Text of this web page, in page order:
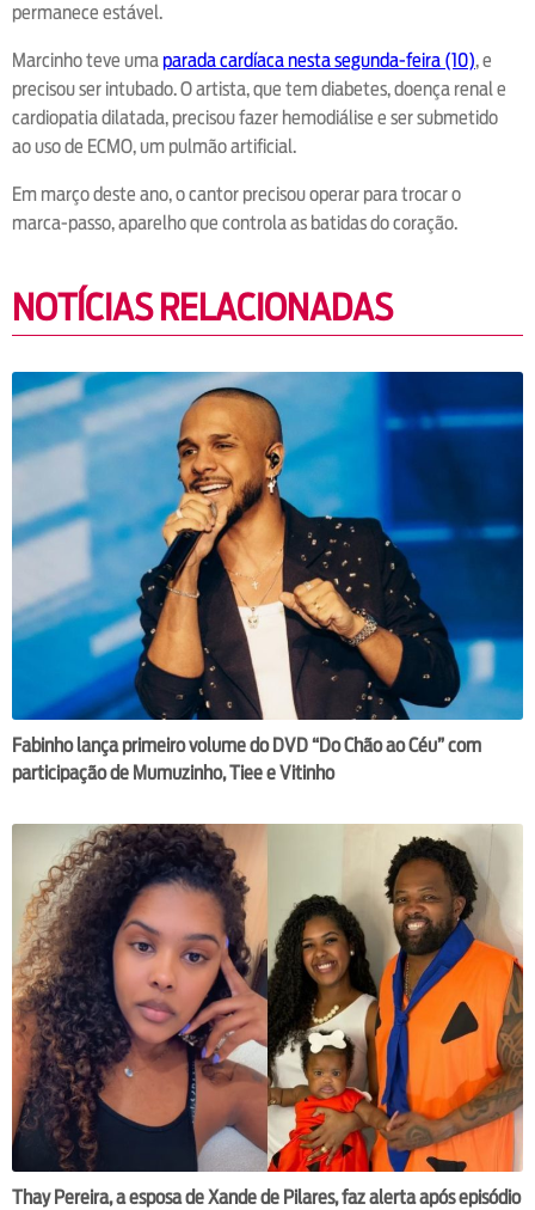
permanece estável.
Marcinho teve umaparada cardíaca nesta segunda-feira (10), e
precisou ser intubado. O artista, que tem diabetes, doença renal e
cardiopatia dilatada, precisou fazer hemodiálise e ser submetido
ao uso de ECMO, um pulmão artificial.
Em março deste ano, o cantor precisou operar para trocar o
marca-passo, aparelho que controla as batidas do coração.
NOTÍCIAS RELACIONADAS
Fabinho lança primeiro volume do DVD “Do Chão ao Céu” com
participação de Mumuzinho, Tiee e Vitinho
Thay Pereira, a esposa de Xande de Pilares, faz alerta após episódio